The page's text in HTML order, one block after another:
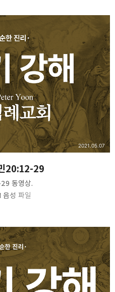
20:12-29
2021.05.07
동영상.
성 파일